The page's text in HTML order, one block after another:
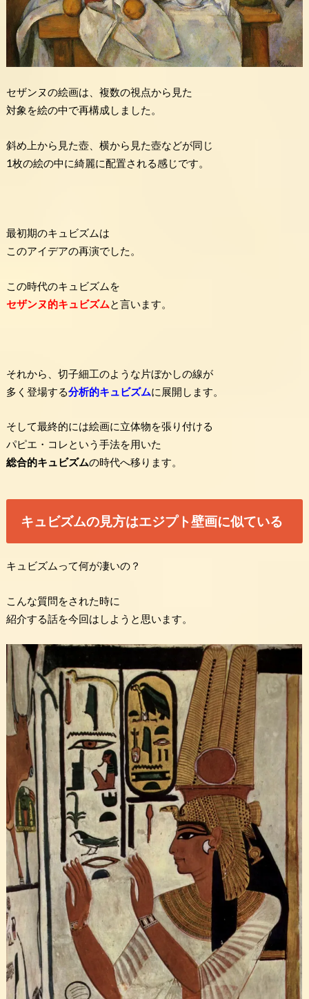
セザンヌの絵画は、複数の視点から見た
対象を絵の中で再構成しました。
斜め上から見た壺、横から見た壺などが同じ
1枚の絵の中に綺麗に配置される感じです。
最初期のキュビズムは
このアイデアの再演でした。
この時代のキュビズムを
セザンヌ的キュビズム と言います。
それから、切子細工のような片ぼかしの線が
多く登場する分析的キュビズムに展開します。
そして最終的には絵画に立体物を張り付ける
パピエ・コレという手法を用いた
総合的キュビズムの時代へ移ります。
キュビズムの見方はエジプト壁画に似ている
キュビズムって何が凄いの？
こんな質問をされた時に
紹介する話を今回はしようと思います。